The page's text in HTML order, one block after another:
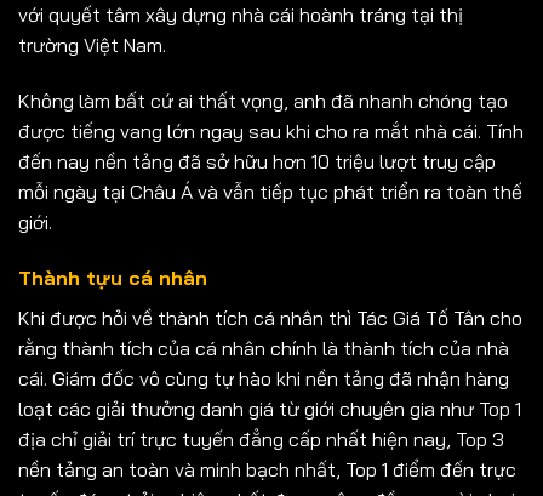
với quyết tâm xây dựng nhà cái hoành tráng tại thị
trường Việt Nam.
Không làm bất cứ ai thất vọng, anh đã nhanh chóng tạo
được tiếng vang lớn ngay sau khi cho ra mắt nhà cái. Tính
đến nay nền tảng đã sở hữu hơn 10 triệu lượt truy cập
mỗi ngày tại Châu Á và vẫn tiếp tục phát triển ra toàn thế
giới.
Thành tựu cá nhân
Khi được hỏi về thành tích cá nhân thì Tác Giá Tố Tân cho
rằng thành tích của cá nhân chính là thành tích của nhà
cái. Giám đốc vô cùng tự hào khi nền tảng đã nhận hàng
loạt các giải thưởng danh giá từ giới chuyên gia như Top 1
địa chỉ giải trí trực tuyến đẳng cấp nhất hiện nay, Top 3
nền tảng an toàn và minh bạch nhất, Top 1 điểm đến trực